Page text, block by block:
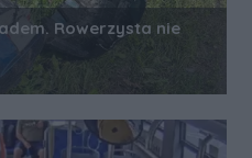
Rowerzysta nie